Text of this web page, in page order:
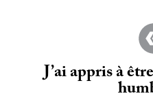
J’ai appris à